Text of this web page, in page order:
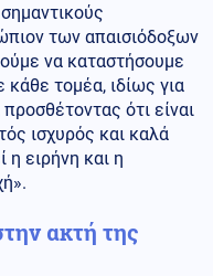
των απαισιόδοξων
να καταστήσουμε
τομέα, ιδίως για
ότι είναι
ισχυρός και καλά
η ειρήνη και η
ακτή της